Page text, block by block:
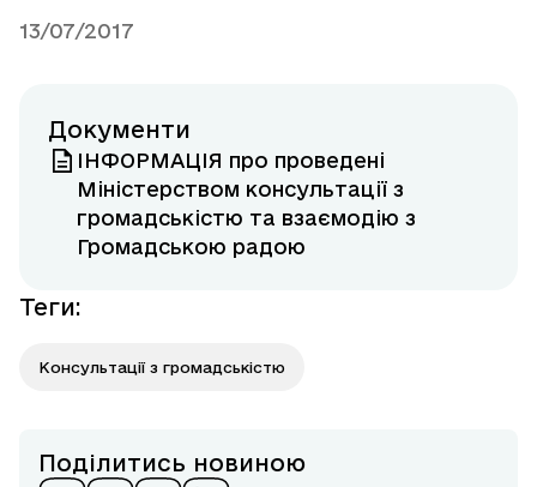
13/07/2017
Документи
ІНФОРМАЦІЯ про проведені
Міністерством консультації з
громадськістю та взаємодію з
Громадською радою
Теги:
Консультації з громадськістю
Поділитись новиною